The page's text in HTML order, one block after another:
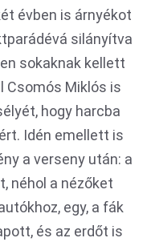
évben is árnyékot
silányítva
sokaknak kellett
Csomós Miklós is
hogy harcba
Idén emellett is
a verseny után: a
néhol a nézőket
egy, a fák
és az erdőt is